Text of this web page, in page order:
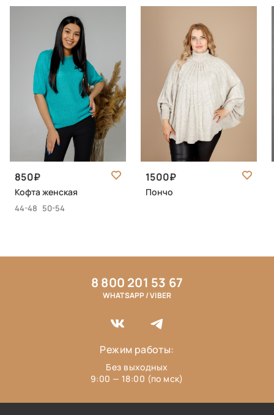
850
Кофта женская
44-48 50-54
1500
Пончо
8 800 201 53 67
WHATSAPP / VIBER
Режим работы:
Без выходных
9:00 — 18:00 (по мск)